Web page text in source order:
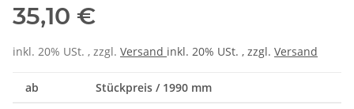
35,10 €
inkl. 20% USt. , zzgl. Versand inkl. 20% USt. , zzgl. Versand
ab Stückpreis / 1990 mm